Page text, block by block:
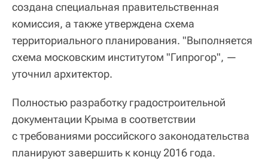
создана специальная правительственная
комиссия, а также утверждена схема
территориального планирования. "Выполняется
схема московским институтом "Гипрогор", —
уточнил архитектор.
Полностью разработку градостроительной
документации Крыма в соответствии
с требованиями российского законодательства
планируют завершить к концу 2016 года.